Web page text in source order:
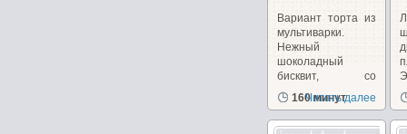
Вариант торта из
мультиварки.
Нежный
шоколадный
бисквит, со
сметанным
кремом...
160 минут
Читать далее